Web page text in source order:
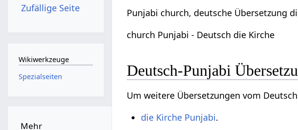
Punjabi church, deutsche Übersetzung
church Punjabi - Deutsch die Kirche
Deutsch-Punjabi
Um weitere Übersetzungen vom
die Kirche Punjabi.
Zufällige Seite
Wikiwerkzeuge
Spezialseiten
Mehr